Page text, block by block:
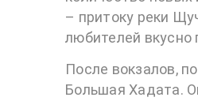
– притоку реки
любителей вкусно
После вокзалов,
Большая Хадата.